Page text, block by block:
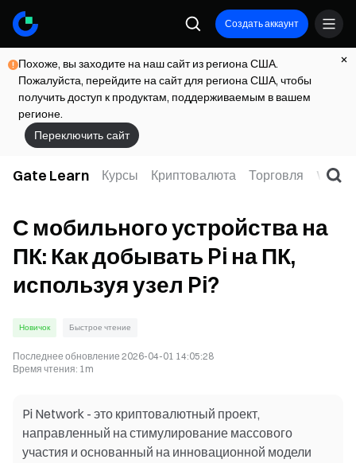
Создать аккаунт
Похоже, вы заходите на наш сайт из региона США.
Пожалуйста, перейдите на сайт для региона США, чтобы
получить доступ к продуктам, поддерживаемым в вашем
регионе.
Переключить сайт
Gate Learn Курсы Криптовалюта Торговля Web3
С мобильного устройства на
ПК: Как добывать Pi на ПК,
используя узел Pi?
Новичок Быстрое чтение
Последнее обновление 2026-04-01 14:05:28
Время чтения: 1m
Pi Network - это криптовалютный проект,
направленный на стимулирование массового
участия и основанный на инновационной модели